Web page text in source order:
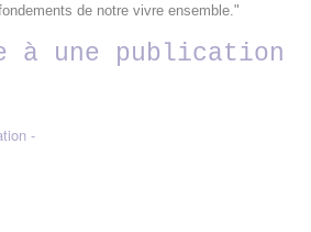
de notre vivre ensemble."
à une publication